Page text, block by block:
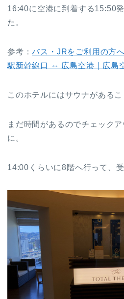
16:40に空港に到着する15:50
た。
参考：バス・JRをご利用の方
駅新幹線口 ⇔ 広島空港｜広島
このホテルにはサウナがあるこ
まだ時間があるのでチェック
に。
14:00くらいに8階へ行って、受